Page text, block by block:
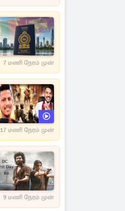
7 மணி நேரம் முன்
17 மணி நேரம் முன்
9 மணி நேரம் முன்